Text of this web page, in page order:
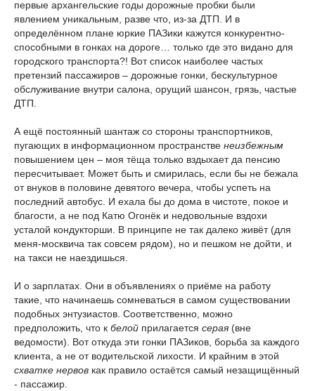
первые архангельские годы дорожные пробки были
явлением уникальным, разве что, из-за ДТП. И в
определённом плане юркие ПАЗики кажутся конкурентно-
способными в гонках на дороге… только где это видано для
городского транспорта?! Вот список наиболее частых
претензий пассажиров – дорожные гонки, бескультурное
обслуживание внутри салона, орущий шансон, грязь, частые
ДТП.
А ещё постоянный шантаж со стороны транспортников,
пугающих в информационном пространстве неизбежным
повышением цен – моя тёща только вздыхает да пенсию
пересчитывает. Может быть и смирилась, если бы не бежала
от внуков в половине девятого вечера, чтобы успеть на
последний автобус. И ехала бы до дома в чистоте, покое и
благости, а не под Катю Огонёк и недовольные вздохи
усталой кондукторши. В принципе не так далеко живёт (для
меня-москвича так совсем рядом), но и пешком не дойти, и
на такси не наездишься.
И о зарплатах. Они в объявлениях о приёме на работу
такие, что начинаешь сомневаться в самом существовании
подобных энтузиастов. Соответственно, можно
предположить, что к белой прилагается серая (вне
ведомости). Вот откуда эти гонки ПАЗиков, борьба за каждого
клиента, а не от водительской лихости. И крайним в этой
схватке нервов как правило остаётся самый незащищённый
- пассажир.